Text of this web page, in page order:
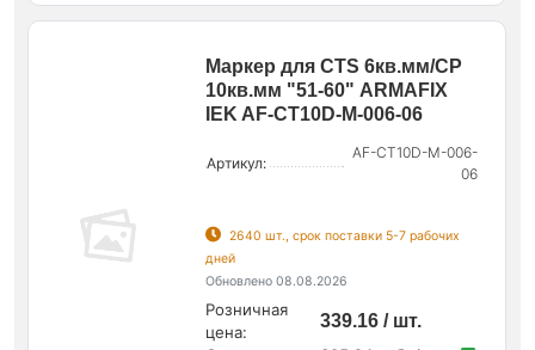
Маркер для CTS 6кв.мм/CP
10кв.мм "51-60" ARMAFIX
IEK AF-CT10D-M-006-06
Артикул:
AF-CT10D-M-006-
06
2640 шт., срок поставки 5-7 рабочих
дней
Обновлено 08.08.2026
Розничная
цена:
339.16 / шт.